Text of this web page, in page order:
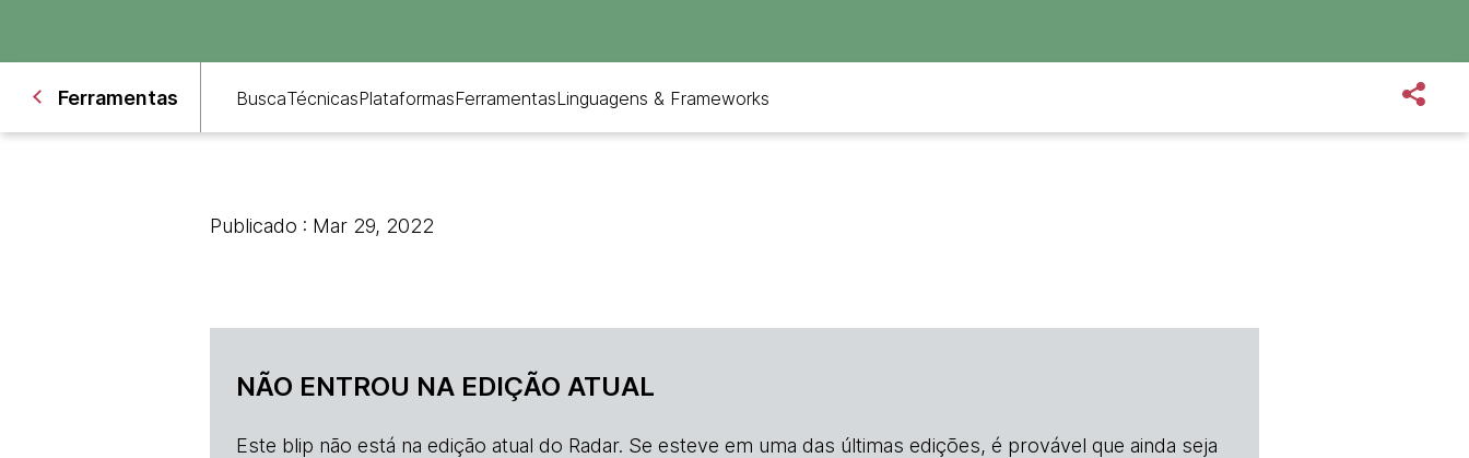
Ferramentas BuscaTécnicasPlataformasFerramentasLinguagens & Frameworks
Publicado : Mar 29, 2022
NÃO ENTROU NA EDIÇÃO ATUAL
Este blip não está na edição atual do Radar. Se esteve em uma das últimas edições, é provável que ainda seja